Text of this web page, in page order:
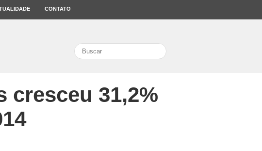
CONTATO
search
cresceu 31,2%